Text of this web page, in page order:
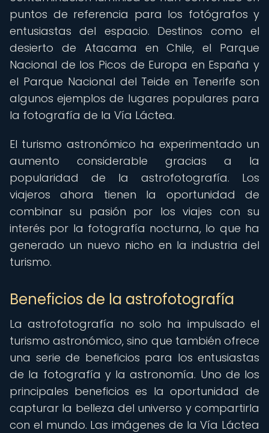
puntos de referencia para los fotógrafos y
entusiastas del espacio. Destinos como el
desierto de Atacama en Chile, el Parque
Nacional de los Picos de Europa en España y
el Parque Nacional del Teide en Tenerife son
algunos ejemplos de lugares populares para
la fotografía de la Vía Láctea.
El turismo astronómico ha experimentado un
aumento considerable gracias a la
popularidad de la astrofotografía. Los
viajeros ahora tienen la oportunidad de
combinar su pasión por los viajes con su
interés por la fotografía nocturna, lo que ha
generado un nuevo nicho en la industria del
turismo.
Beneficios de la astrofotografía
La astrofotografía no solo ha impulsado el
turismo astronómico, sino que también ofrece
una serie de beneficios para los entusiastas
de la fotografía y la astronomía. Uno de los
principales beneficios es la oportunidad de
capturar la belleza del universo y compartirla
con el mundo. Las imágenes de la Vía Láctea